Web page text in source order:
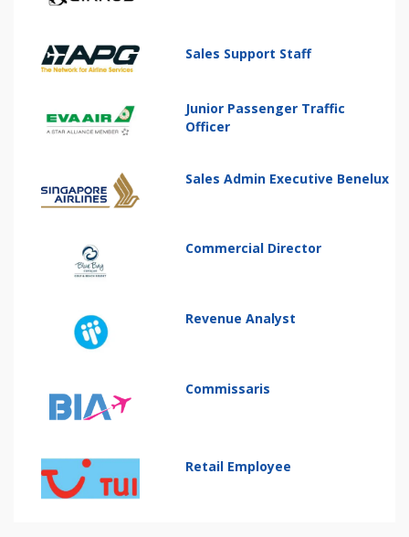
Sales Support Staff
Junior Passenger Traffic
Officer
Sales Admin Executive Benelux
Commercial Director
Revenue Analyst
Commissaris
Retail Employee